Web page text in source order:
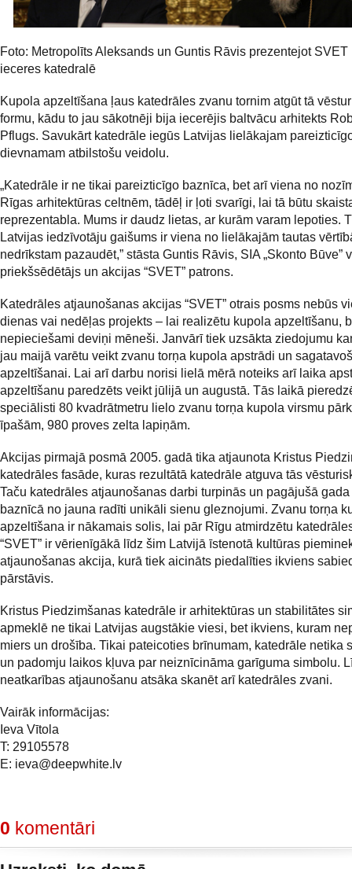
Foto: Metropolīts Aleksands un Guntis Rāvis prezentejot SVET
ieceres katedralē
Kupola apzeltīšana ļaus katedrāles zvanu tornim atgūt tā
formu, kādu to jau sākotnēji bija iecerējis baltvācu arhitekts
Pflugs. Savukārt katedrāle iegūs Latvijas lielākajam
dievnamam atbilstošu veidolu.
„Katedrāle ir ne tikai pareizticīgo baznīca, bet arī viena no
Rīgas arhitektūras celtnēm, tādēļ ir ļoti svarīgi, lai tā būtu
reprezentabla. Mums ir daudz lietas, ar kurām varam lepoties.
Latvijas iedzīvotāju gaišums ir viena no lielākajām tautas
nedrīkstam pazaudēt,” stāsta Guntis Rāvis, SIA „Skonto Būve”
priekšsēdētājs un akcijas “SVET” patrons.
Katedrāles atjaunošanas akcijas “SVET” otrais posms nebūs
dienas vai nedēļas projekts – lai realizētu kupola apzeltīšanu,
nepieciešami deviņi mēneši. Janvārī tiek uzsākta ziedojumu
jau maijā varētu veikt zvanu torņa kupola apstrādi un
apzeltīšanai. Lai arī darbu norisi lielā mērā noteiks arī laika
apzeltīšanu paredzēts veikt jūlijā un augustā. Tās laikā
speciālisti 80 kvadrātmetru lielo zvanu torņa kupola virsmu
īpašām, 980 proves zelta lapiņām.
Akcijas pirmajā posmā 2005. gadā tika atjaunota Kristus
katedrāles fasāde, kuras rezultātā katedrāle atguva tās
Taču katedrāles atjaunošanas darbi turpinās un pagājušā
baznīcā no jauna radīti unikāli sienu gleznojumi. Zvanu torņa
apzeltīšana ir nākamais solis, lai pār Rīgu atmirdzētu
“SVET” ir vērienīgākā līdz šim Latvijā īstenotā kultūras
atjaunošanas akcija, kurā tiek aicināts piedalīties ikviens
pārstāvis.
Kristus Piedzimšanas katedrāle ir arhitektūras un stabilitātes
apmeklē ne tikai Latvijas augstākie viesi, bet ikviens, kuram
miers un drošība. Tikai pateicoties brīnumam, katedrāle netika
un padomju laikos kļuva par neiznīcināma garīguma simbolu.
neatkarības atjaunošanu atsāka skanēt arī katedrāles zvani.
Vairāk informācijas:
Ieva Vītola
T: 29105578
E: ieva@deepwhite.lv
0 komentāri